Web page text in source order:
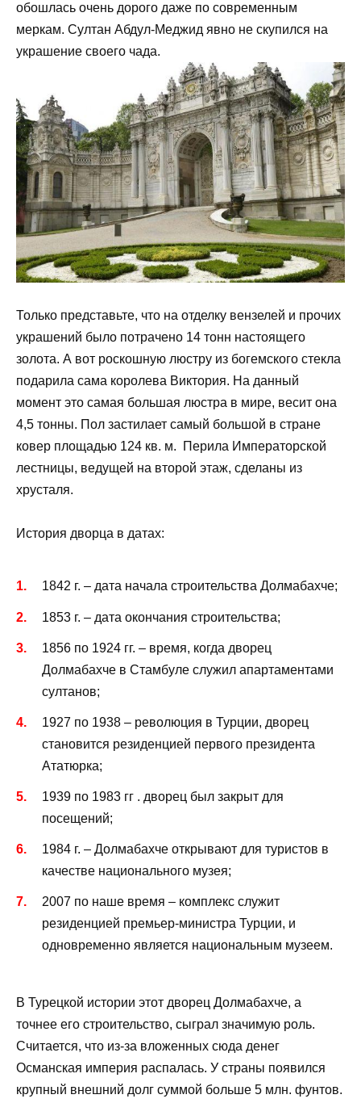
обошлась очень дорого даже по современным
меркам. Султан Абдул-Меджид явно не скупился на
украшение своего чада.
Только представьте, что на отделку вензелей и прочих
украшений было потрачено 14 тонн настоящего
золота. А вот роскошную люстру из богемского стекла
подарила сама королева Виктория. На данный
момент это самая большая люстра в мире, весит она
4,5 тонны. Пол застилает самый большой в стране
ковер площадью 124 кв. м. Перила Императорской
лестницы, ведущей на второй этаж, сделаны из
хрусталя.
История дворца в датах:
1842 г. – дата начала строительства Долмабахче;
1853 г. – дата окончания строительства;
1856 по 1924 гг. – время, когда дворец
Долмабахче в Стамбуле служил апартаментами
султанов;
1927 по 1938 – революция в Турции, дворец
становится резиденцией первого президента
Ататюрка;
1939 по 1983 гг . дворец был закрыт для
посещений;
1984 г. – Долмабахче открывают для туристов в
качестве национального музея;
2007 по наше время – комплекс служит
резиденцией премьер-министра Турции, и
одновременно является национальным музеем.
В Турецкой истории этот дворец Долмабахче, а
точнее его строительство, сыграл значимую роль.
Считается, что из-за вложенных сюда денег
Османская империя распалась. У страны появился
крупный внешний долг суммой больше 5 млн. фунтов.